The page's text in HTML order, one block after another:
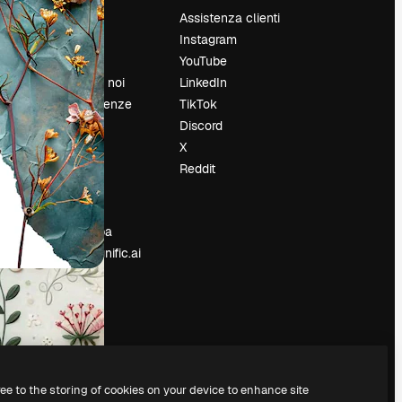
Prezzi
Chi siamo
Recensioni
Lavora con noi
Cerca tendenze
Blog
Eventi
Slidesgo
Vendi i tuoi
contenuti
Sala stampa
Cerchi magnific.ai
Assistenza clienti
Instagram
YouTube
LinkedIn
TikTok
Discord
X
Reddit
to the storing of cookies on your device to enhance site